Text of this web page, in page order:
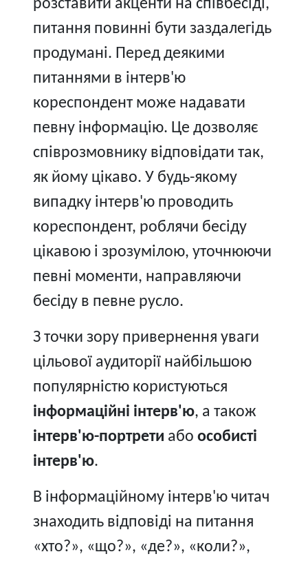
розставити акценти на співбесіді,
питання повинні бути заздалегідь
продумані. Перед деякими
питаннями в інтерв'ю
кореспондент може надавати
певну інформацію. Це дозволяє
співрозмовнику відповідати так,
як йому цікаво. У будь-якому
випадку інтерв'ю проводить
кореспондент, роблячи бесіду
цікавою і зрозумілою, уточнюючи
певні моменти, направляючи
бесіду в певне русло.
З точки зору привернення уваги
цільової аудиторії найбільшою
популярністю користуються
інформаційні інтерв'ю, а також
інтерв'ю-портрети або особисті
інтерв'ю.
В інформаційному інтерв'ю читач
знаходить відповіді на питання
«хто?», «що?», «де?», «коли?»,